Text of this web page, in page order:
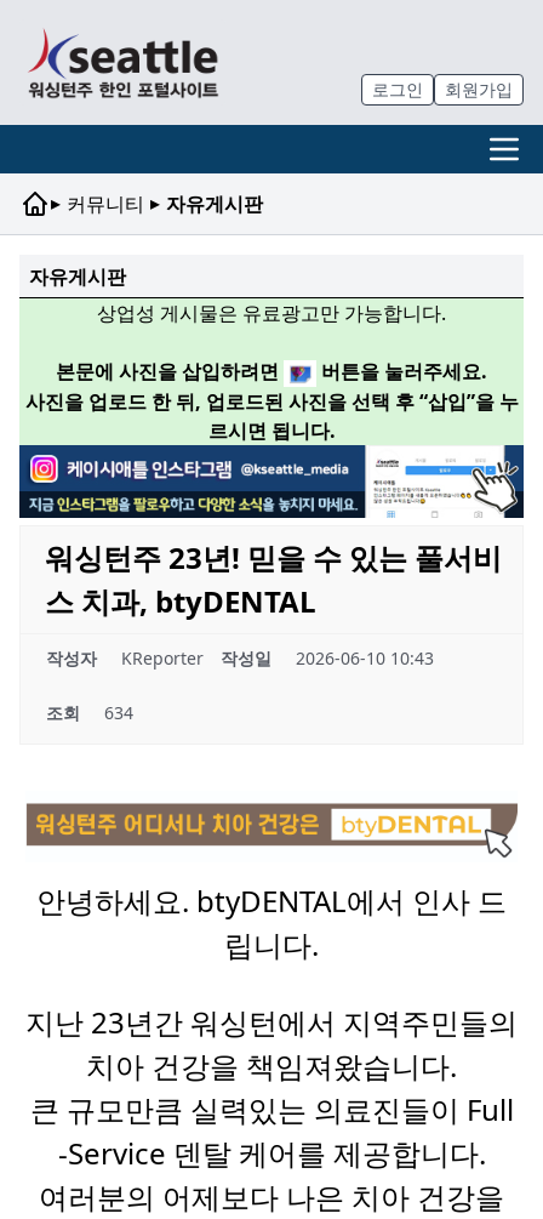
로그인 회원가입
▸ 커뮤니티 ▸ 자유게시판
자유게시판
상업성 게시물은 유료광고만 가능합니다.
본문에 사진을 삽입하려면
버튼을 눌러주세요.
사진을 업로드 한 뒤, 업로드된 사진을 선택 후 “삽입”을 누
르시면 됩니다.
워싱턴주 23년! 믿을 수 있는 풀서비
스 치과, btyDENTAL
작성자 KReporter 작성일 2026-06-10 10:43
조회 634
안녕하세요. btyDENTAL에서 인사 드
립니다.
지난 23년간 워싱턴에서 지역주민들의
치아 건강을 책임져왔습니다.
큰 규모만큼 실력있는 의료진들이 Full
-Service 덴탈 케어를 제공합니다.
여러분의 어제보다 나은 치아 건강을